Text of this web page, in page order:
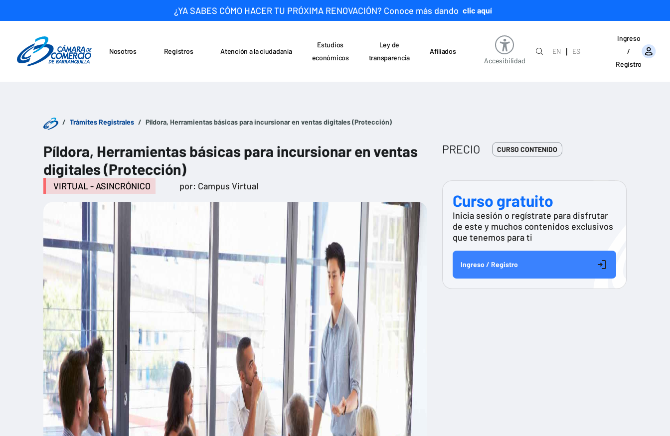
¿YA SABES CÓMO HACER TU PRÓXIMA RENOVACIÓN? Conoce más dando clic aquí
Nosotros Registros
Atención a la ciudadanía
Estudios
económicos
Ley de
transparencia
Afiliados
Accesibilidad
EN |
ES
Ingreso
/
Registro
Trámites Registrales Píldora, Herramientas básicas para incursionar en ventas digitales (Protección)
Píldora, Herramientas básicas para incursionar en ventas
digitales (Protección)
VIRTUAL - ASINCRÓNICO por: Campus Virtual
PRECIO CURSO CONTENIDO
Curso gratuito
Inicia sesión o regístrate para disfrutar
de este y muchos contenidos exclusivos
que tenemos para ti
Ingreso / Registro